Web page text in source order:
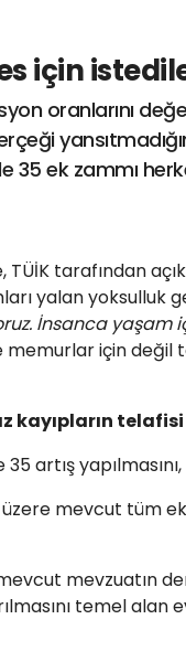
için
oranlarını
ek zammı
TÜİK tarafından
yalan yoksulluk
İnsanca yaşam
memurlar için değil
kayıpların
artış yapılmasını,
mevcut tüm
mevzuatın
temel